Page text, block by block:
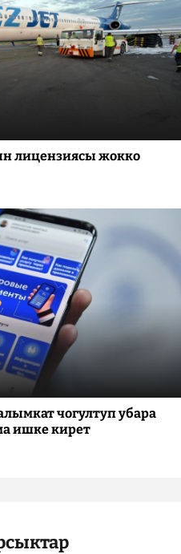
лицензиясы жокко
чогултуп убара
ишке кирет